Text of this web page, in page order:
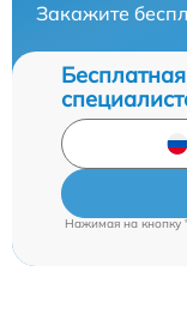
Закажите
Нажимая на кнопку